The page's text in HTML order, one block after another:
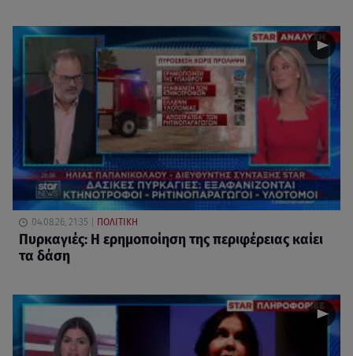
04.08.26, 21:35 ΠΟΛΙΤΙΚΗ
Πυρκαγιές: Η ερημοποίηση της περιφέρειας καίει
τα δάση